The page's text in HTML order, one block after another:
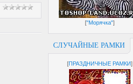
["Морячка"]
СЛУЧАЙНЫЕ РАМКИ
[ПРАЗДНИЧНЫЕ РАМКИ]